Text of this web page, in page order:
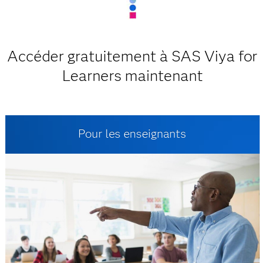
Accéder gratuitement à SAS Viya for
Learners maintenant
Pour les enseignants